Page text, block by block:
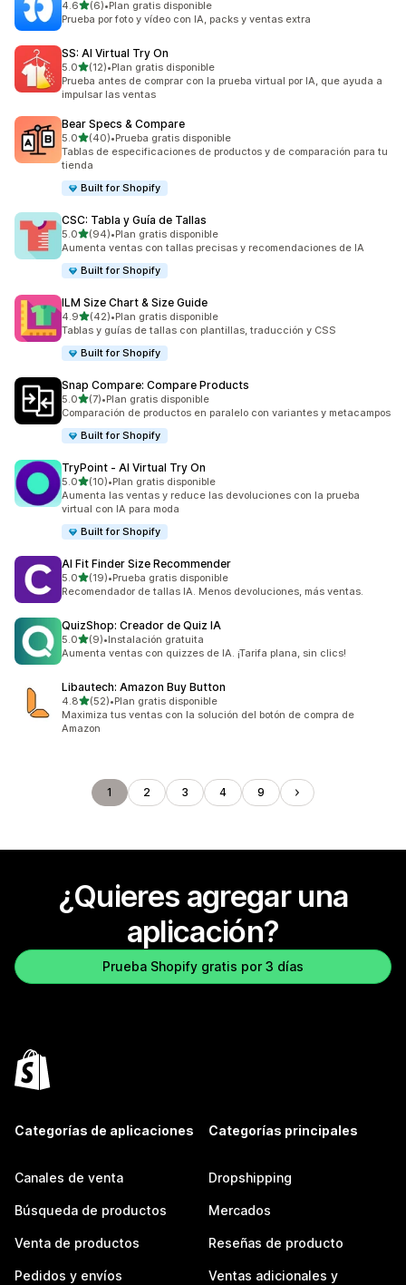
4.6de 5 estrellas
(6)
6 reseñas en total
•Plan gratis disponible
Prueba por foto y vídeo con IA, packs y ventas extra
SS: AI Virtual Try On
5.0de 5 estrellas
(12)
12 reseñas en total
•Plan gratis disponible
Prueba antes de comprar con la prueba virtual por IA, que ayuda a
impulsar las ventas
Bear Specs & Compare
5.0de 5 estrellas
(40)
40 reseñas en total
•Prueba gratis disponible
Tablas de especificaciones de productos y de comparación para tu
tienda
Built for Shopify
CSC: Tabla y Guía de Tallas
5.0de 5 estrellas
(94)
94 reseñas en total
•Plan gratis disponible
Aumenta ventas con tallas precisas y recomendaciones de IA
Built for Shopify
ILM Size Chart & Size Guide
4.9de 5 estrellas
(42)
42 reseñas en total
•Plan gratis disponible
Tablas y guías de tallas con plantillas, traducción y CSS
Built for Shopify
Snap Compare: Compare Products
5.0de 5 estrellas
(7)
7 reseñas en total
•Plan gratis disponible
Comparación de productos en paralelo con variantes y metacampos
Built for Shopify
TryPoint ‑ AI Virtual Try On
5.0de 5 estrellas
(10)
10 reseñas en total
•Plan gratis disponible
Aumenta las ventas y reduce las devoluciones con la prueba
virtual con IA para moda
Built for Shopify
AI Fit Finder Size Recommender
5.0de 5 estrellas
(19)
19 reseñas en total
•Prueba gratis disponible
Recomendador de tallas IA. Menos devoluciones, más ventas.
QuizShop: Creador de Quiz IA
5.0de 5 estrellas
(9)
9 reseñas en total
•Instalación gratuita
Aumenta ventas con quizzes de IA. ¡Tarifa plana, sin clics!
Libautech: Amazon Buy Button
4.8de 5 estrellas
(52)
52 reseñas en total
•Plan gratis disponible
Maximiza tus ventas con la solución del botón de compra de
Amazon
1 2 3 4 9
¿Quieres agregar una
aplicación?
Prueba Shopify gratis por 3 días
Categorías de aplicaciones
Canales de venta
Búsqueda de productos
Venta de productos
Pedidos y envíos
Categorías principales
Dropshipping
Mercados
Reseñas de producto
Ventas adicionales y